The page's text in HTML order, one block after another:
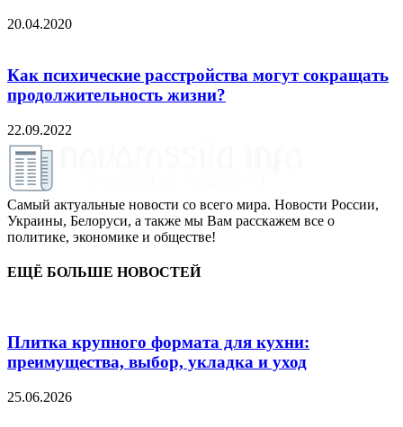
20.04.2020
Как психические расстройства могут сокращать
продолжительность жизни?
22.09.2022
Самый актуальные новости со всего мира. Новости России,
Украины, Белоруси, а также мы Вам расскажем все о
политике, экономике и обществе!
ЕЩЁ БОЛЬШЕ НОВОСТЕЙ
Плитка крупного формата для кухни:
преимущества, выбор, укладка и уход
25.06.2026